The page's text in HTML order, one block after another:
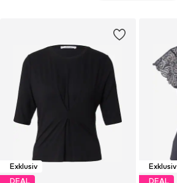
Exklusiv
DEAL
Exklusiv
DEAL